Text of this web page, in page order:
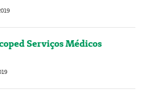
Serviços Médicos